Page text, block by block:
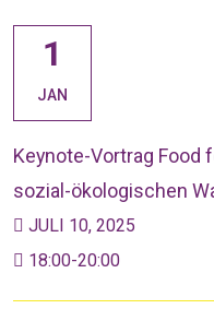
1
JAN
Keynote-Vortrag Food
sozial-ökologischen
JULI 10, 2025
18:00-20:00